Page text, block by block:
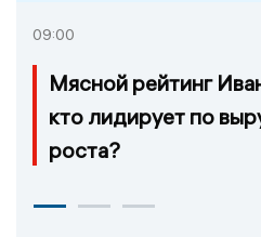
09:00
Мясной рейтинг
кто лидирует по
роста?